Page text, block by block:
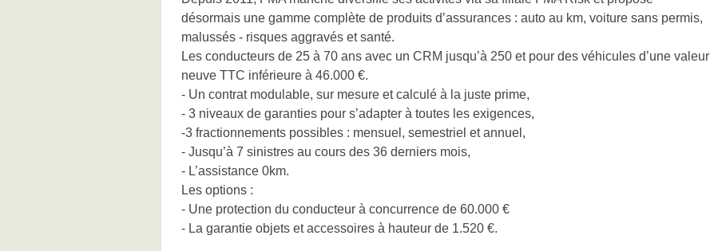
désormais une gamme complète de produits d’assurances : auto au km, voiture sans permis,
malussés - risques aggravés et santé.
Les conducteurs de 25 à 70 ans avec un CRM jusqu’à 250 et pour des véhicules d’une valeur
neuve TTC inférieure à 46.000 €.
- Un contrat modulable, sur mesure et calculé à la juste prime,
- 3 niveaux de garanties pour s’adapter à toutes les exigences,
-3 fractionnements possibles : mensuel, semestriel et annuel,
- Jusqu’à 7 sinistres au cours des 36 derniers mois,
- L’assistance 0km.
Les options :
- Une protection du conducteur à concurrence de 60.000 €
- La garantie objets et accessoires à hauteur de 1.520 €.